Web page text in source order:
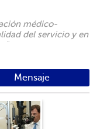
médico-
del servicio y en
"
Mensaje